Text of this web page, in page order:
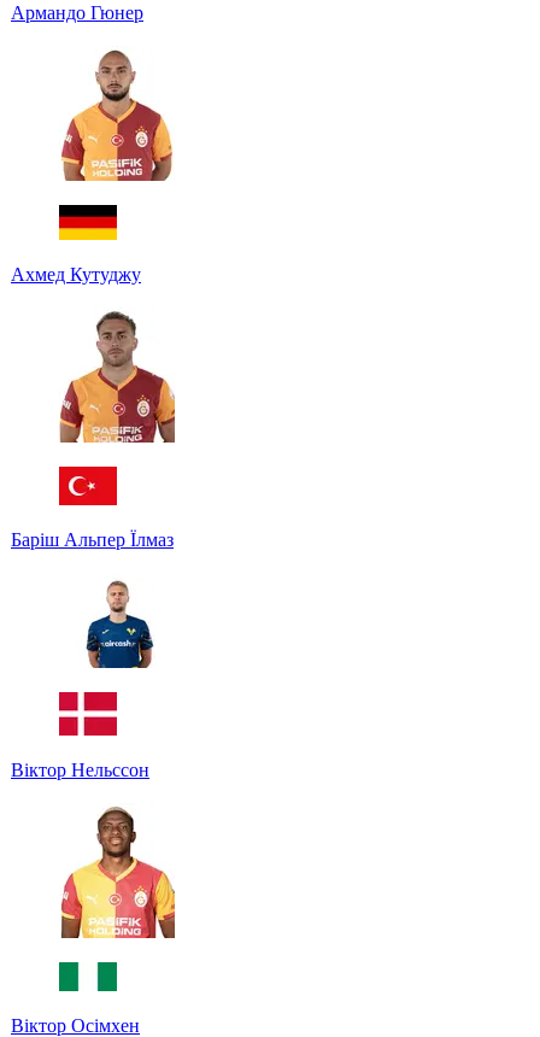
Армандо Гюнер
Ахмед Кутуджу
Баріш Альпер Їлмаз
Віктор Нельссон
Віктор Осімхен